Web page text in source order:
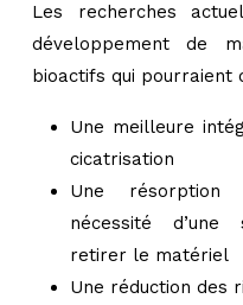
Les recherches
développement de
bioactifs qui pourraient
Une meilleure
cicatrisation
Une résorption
nécessité d’une
retirer le matériel
Une réduction des